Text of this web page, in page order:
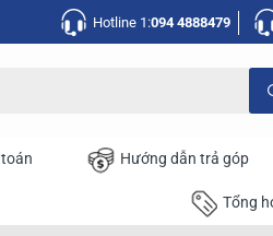
Hotline 1:094 4888479
Hướng dẫn trả góp
Tổng